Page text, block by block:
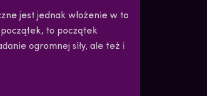
jest jednak włożenie w to
początek, to początek
ogromnej siły, ale też i